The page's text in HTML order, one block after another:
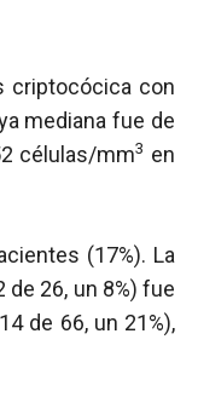
criptocócica con
mediana fue de
células/mm3 en
(17%). La
de 26, un 8%) fue
de 66, un 21%),